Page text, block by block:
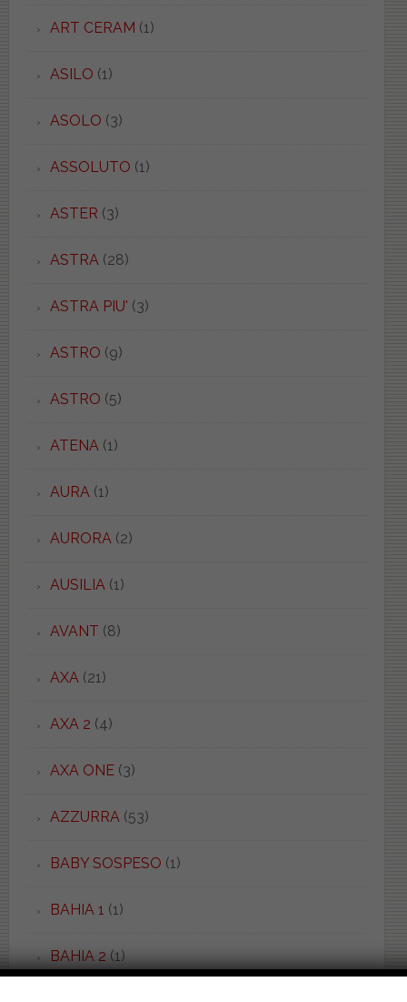
ART CERAM (1)
ASILO (1)
ASOLO (3)
ASSOLUTO (1)
ASTER (3)
ASTRA(28)
ASTRA PIU' (3)
ASTRO (9)
ASTRO (5)
ATENA(1)
AURA(1)
AURORA(2)
AUSILIA(1)
AVANT (8)
AXA(21)
AXA 2 (4)
AXA ONE(3)
AZZURRA(53)
BABY SOSPESO (1)
BAHIA 1 (1)
BAHIA 2 (1)